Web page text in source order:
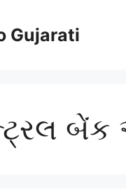
Gujarati
બેંક